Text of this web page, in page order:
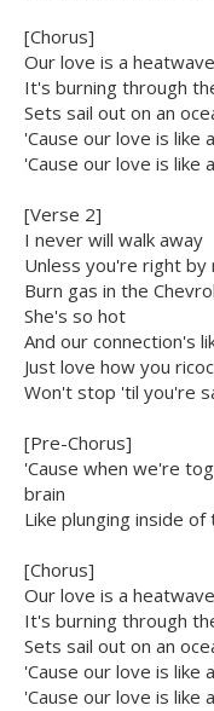
[Chorus]
Our love is a heatwave
It's burning through
Sets sail out on an
'Cause our love is like
'Cause our love is like
[Verse 2]
I never will walk away
Unless you're right by
Burn gas in the
She's so hot
And our connection's
Just love how you
Won't stop 'til you're
[Pre-Chorus]
'Cause when we're
brain
Like plunging inside
[Chorus]
Our love is a heatwave
It's burning through
Sets sail out on an
'Cause our love is like
'Cause our love is like